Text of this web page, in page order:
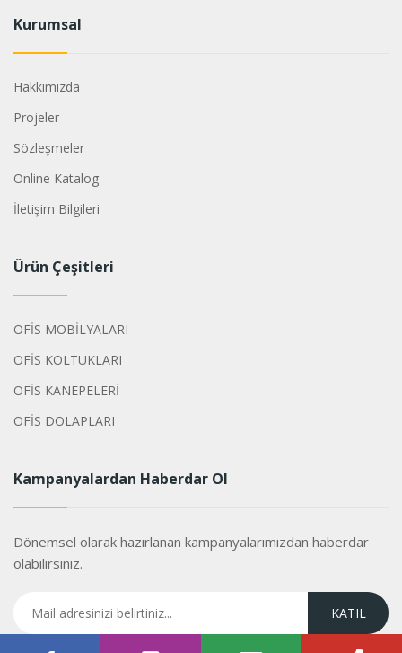
Kurumsal
Hakkımızda
Projeler
Sözleşmeler
Online Katalog
İletişim Bilgileri
Ürün Çeşitleri
OFİS MOBİLYALARI
OFİS KOLTUKLARI
OFİS KANEPELERİ
OFİS DOLAPLARI
Kampanyalardan Haberdar Ol
Dönemsel olarak hazırlanan kampanyalarımızdan haberdar
olabilirsiniz.